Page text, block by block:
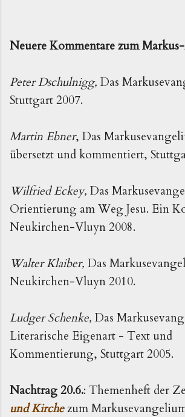
Neuere Kommentare zum
Peter Dschulnigg, Das
Stuttgart 2007.
Martin Ebner, Das
übersetzt und kommentiert,
Wilfried Eckey, Das
Orientierung am Weg Jesu. Ein
Neukirchen-Vluyn 2008.
Walter Klaiber, Das
Neukirchen-Vluyn 2010.
Ludger Schenke, Das
Literarische Eigenart - Text und
Kommentierung, Stuttgart 2005.
Nachtrag 20.6.: Themenheft der
und Kirchezum